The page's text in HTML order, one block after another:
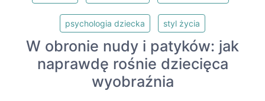
psychologia dziecka styl życia
W obronie nudy i patyków: jak
naprawdę rośnie dziecięca
wyobraźnia